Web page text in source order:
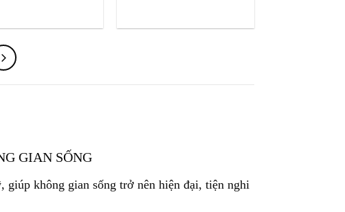
GIAN SỐNG
giúp không gian sống trở nên hiện đại, tiện nghi